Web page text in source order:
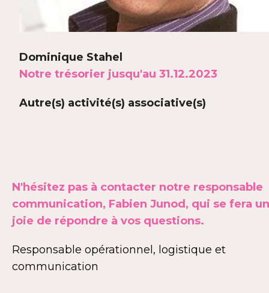
Dominique Stahel
Notre trésorier jusqu'au 31.12.2023
Autre(s) activité(s) associative(s)
N'hésitez pas à contacter notre responsable
communication, Fabien Junod, qui se fera
joie de répondre à vos questions.
Responsable opérationnel, logistique et
communication